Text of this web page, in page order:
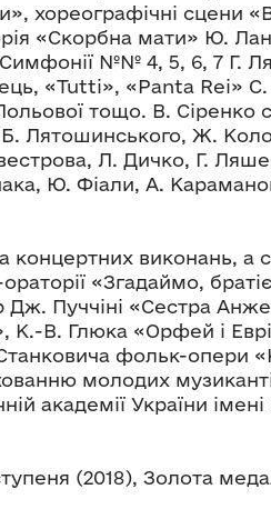
хореографічні сцени
«Скорбна мати» Ю.
№№ 4, 5, 6, 7 Г.
«Tutti», «Panta Rei»
тощо. В. Сіренко
Б. Лятошинського, Ж.
Л. Дичко, Г.
Ю. Фіали, А.
концертних виконань, а
«Згадаймо,
Пуччіні «Сестра
К.-В. Глюка «Орфей і
фольк-опери
молодих
академії України імені
(2018), Золота